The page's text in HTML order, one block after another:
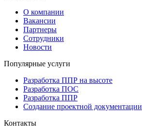
О компании
Вакансии
Партнеры
Сотрудники
Новости
Популярные услуги
Разработка ППР на высоте
Разработка ПОС
Разработка ППР
Создание проектной документации
Контакты